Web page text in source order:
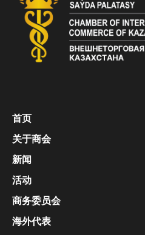
首页
关于商会
新闻
活动
商务委员会
海外代表